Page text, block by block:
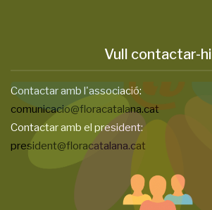
Vull contactar-hi
Contactar amb l'associació:
comunicacio@floracatalana.cat
Contactar amb el president:
president@floracatalana.cat